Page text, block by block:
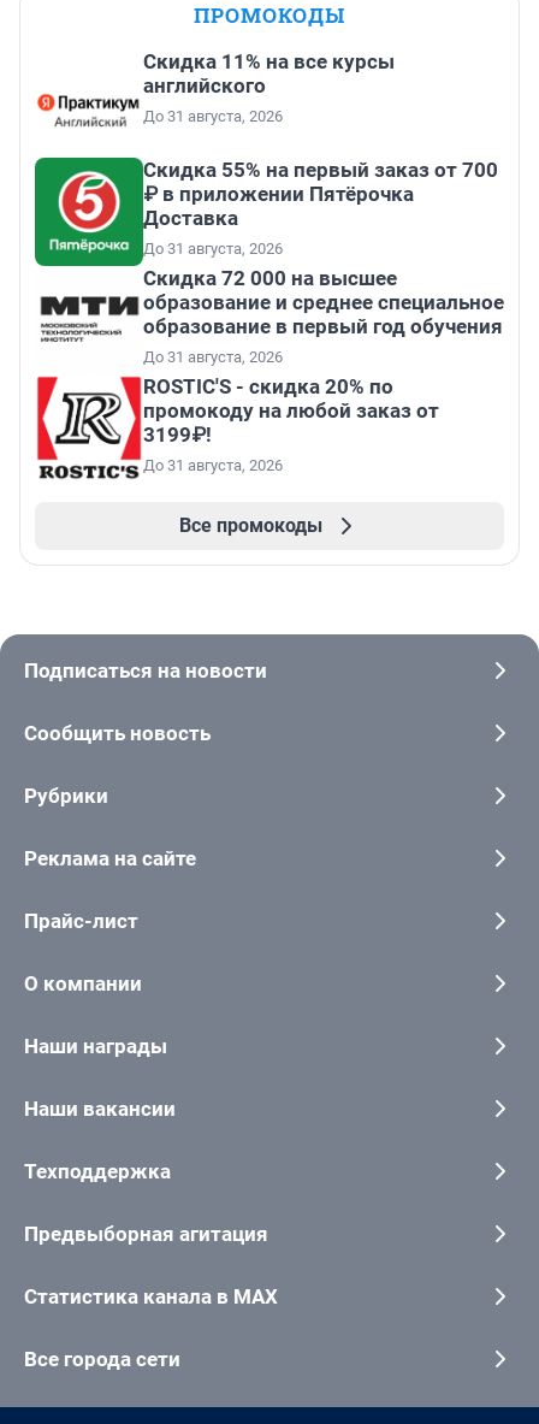
ПРОМОКОДЫ
Скидка 11% на все курсы
английского
До 31 августа, 2026
Скидка 55% на первый заказ от 700
₽ в приложении Пятёрочка
Доставка
До 31 августа, 2026
Скидка 72 000 на высшее
образование и среднее специальное
образование в первый год обучения
До 31 августа, 2026
ROSTIC'S - скидка 20% по
промокоду на любой заказ от
3199₽!
До 31 августа, 2026
Все промокоды
Подписаться на новости
Сообщить новость
Рубрики
Реклама на сайте
Прайс-лист
О компании
Наши награды
Наши вакансии
Техподдержка
Предвыборная агитация
Статистика канала в MAX
Все города сети